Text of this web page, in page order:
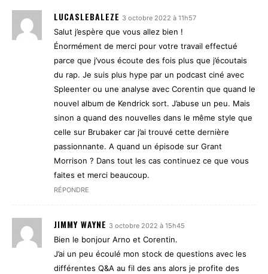
LUCASLEBALEZE 3 octobre 2022 à 11h57
Salut j’espère que vous allez bien !
Énormément de merci pour votre travail effectué
parce que j’vous écoute des fois plus que j’écoutais
du rap. Je suis plus hype par un podcast ciné avec
Spleenter ou une analyse avec Corentin que quand le
nouvel album de Kendrick sort. J’abuse un peu. Mais
sinon a quand des nouvelles dans le même style que
celle sur Brubaker car j’ai trouvé cette dernière
passionnante. A quand un épisode sur Grant
Morrison ? Dans tout les cas continuez ce que vous
faites et merci beaucoup.
RÉPONDRE
JIMMY WAYNE 3 octobre 2022 à 15h45
Bien le bonjour Arno et Corentin.
J’ai un peu écoulé mon stock de questions avec les
différentes Q&A au fil des ans alors je profite des